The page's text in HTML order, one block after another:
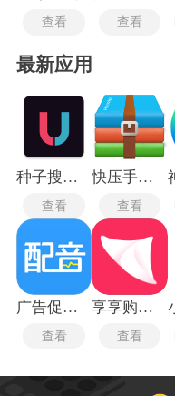
查看 查看
最新应用
种子搜索神器5.0
查看
快压手机版
查看
广告促销配音
查看
享享购商城
查看